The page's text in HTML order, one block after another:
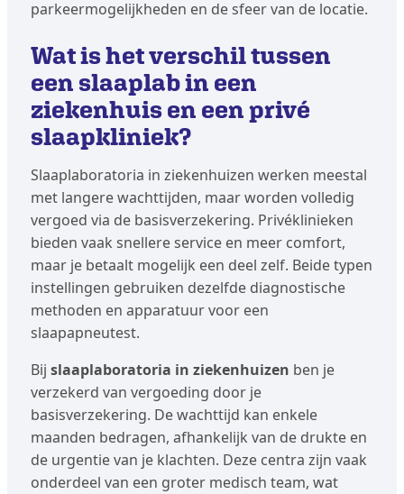
parkeermogelijkheden en de sfeer van de locatie.
Wat is het verschil tussen
een slaaplab in een
ziekenhuis en een privé
slaapkliniek?
Slaaplaboratoria in ziekenhuizen werken meestal
met langere wachttijden, maar worden volledig
vergoed via de basisverzekering. Privéklinieken
bieden vaak snellere service en meer comfort,
maar je betaalt mogelijk een deel zelf. Beide typen
instellingen gebruiken dezelfde diagnostische
methoden en apparatuur voor een
slaapapneutest.
Bij slaaplaboratoria in ziekenhuizen ben je
verzekerd van vergoeding door je
basisverzekering. De wachttijd kan enkele
maanden bedragen, afhankelijk van de drukte en
de urgentie van je klachten. Deze centra zijn vaak
onderdeel van een groter medisch team, wat